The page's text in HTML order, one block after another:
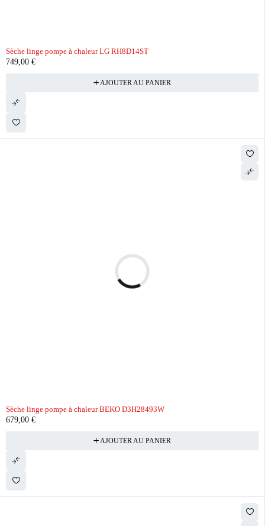
Sèche linge pompe à chaleur LG RH8D14ST
749,00 €
AJOUTER AU PANIER
Sèche linge pompe à chaleur BEKO D3H28493W
679,00 €
AJOUTER AU PANIER